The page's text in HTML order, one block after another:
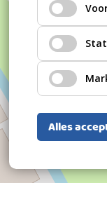
Alles